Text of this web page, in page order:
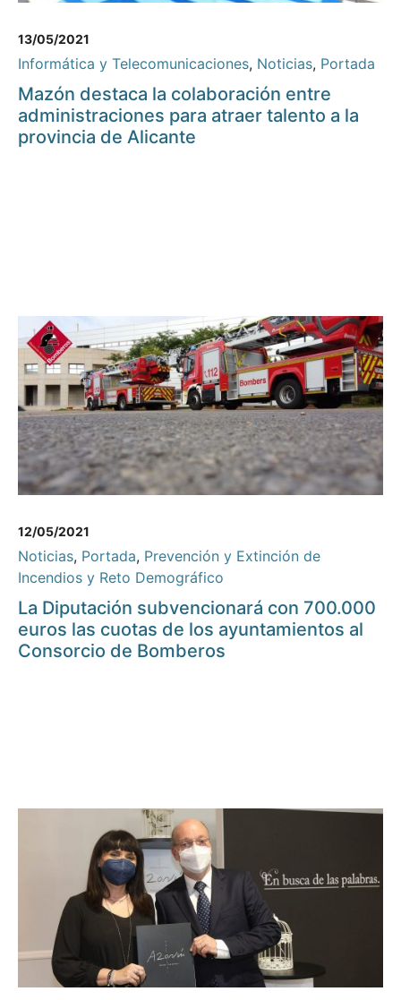
13/05/2021
Informática y Telecomunicaciones, Noticias, Portada
Mazón destaca la colaboración entre
administraciones para atraer talento a la
provincia de Alicante
12/05/2021
Noticias, Portada, Prevención y Extinción de
Incendios y Reto Demográfico
La Diputación subvencionará con 700.000
euros las cuotas de los ayuntamientos al
Consorcio de Bomberos